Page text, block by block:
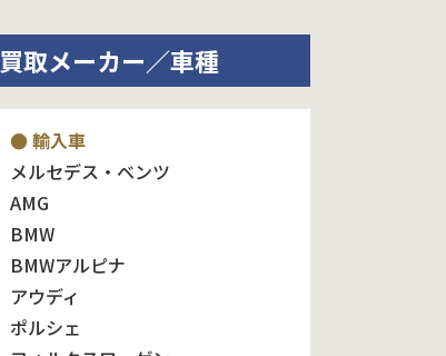
買取メーカー／車種
● 輸入車
メルセデス・ベンツ
AMG
BMW
BMWアルピナ
アウディ
ポルシェ